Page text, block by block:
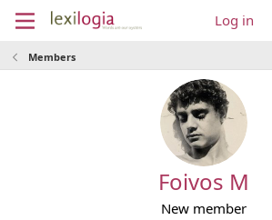
Log in
Members
Foivos M
New member